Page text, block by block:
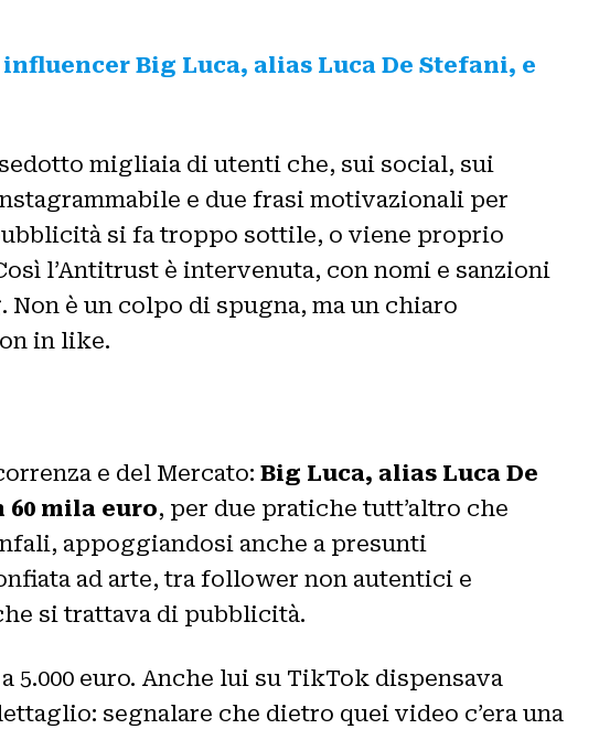
influencer Big Luca, alias Luca De Stefani, e
migliaia di utenti che, sui social, sui
e due frasi motivazionali per
si fa troppo sottile, o viene proprio
l’Antitrust è intervenuta, con nomi e sanzioni
Non è un colpo di spugna, ma un chiaro
in like.
e del Mercato: Big Luca, alias Luca De
60 mila euro, per due pratiche tutt’altro che
appoggiandosi anche a presunti
ad arte, tra follower non autentici e
si trattava di pubblicità.
5.000 euro. Anche lui su TikTok dispensava
segnalare che dietro quei video c’era una